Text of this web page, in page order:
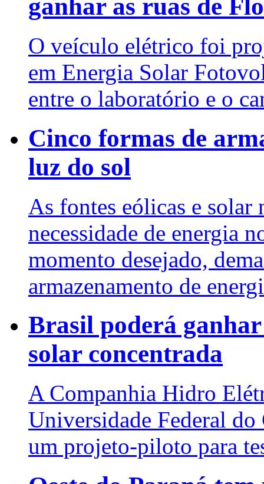
ganhar as ruas de
O veículo elétrico foi
em Energia Solar
entre o laboratório e o
Cinco formas de
luz do sol
As fontes eólicas e solar
necessidade de energia
momento desejado,
armazenamento de
Brasil poderá
solar concentrada
A Companhia Hidro
Universidade Federal
um projeto-piloto para